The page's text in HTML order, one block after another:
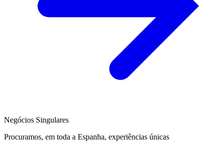
Negócios Singulares
Procuramos, em toda a Espanha, experiências únicas